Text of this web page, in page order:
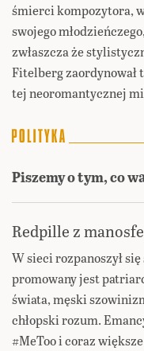
śmierci kompozytora,
swojego
zwłaszcza że
Fitelberg zaordynował
tej neoromantycznej
Piszemy o tym, co
Redpille z
W sieci rozpanoszył
promowany jest
świata, męski
chłopski rozum.
#MeToo i coraz